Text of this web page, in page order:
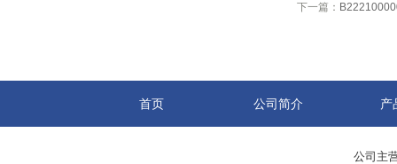
下一篇：
首页 公司简介 产
公司主